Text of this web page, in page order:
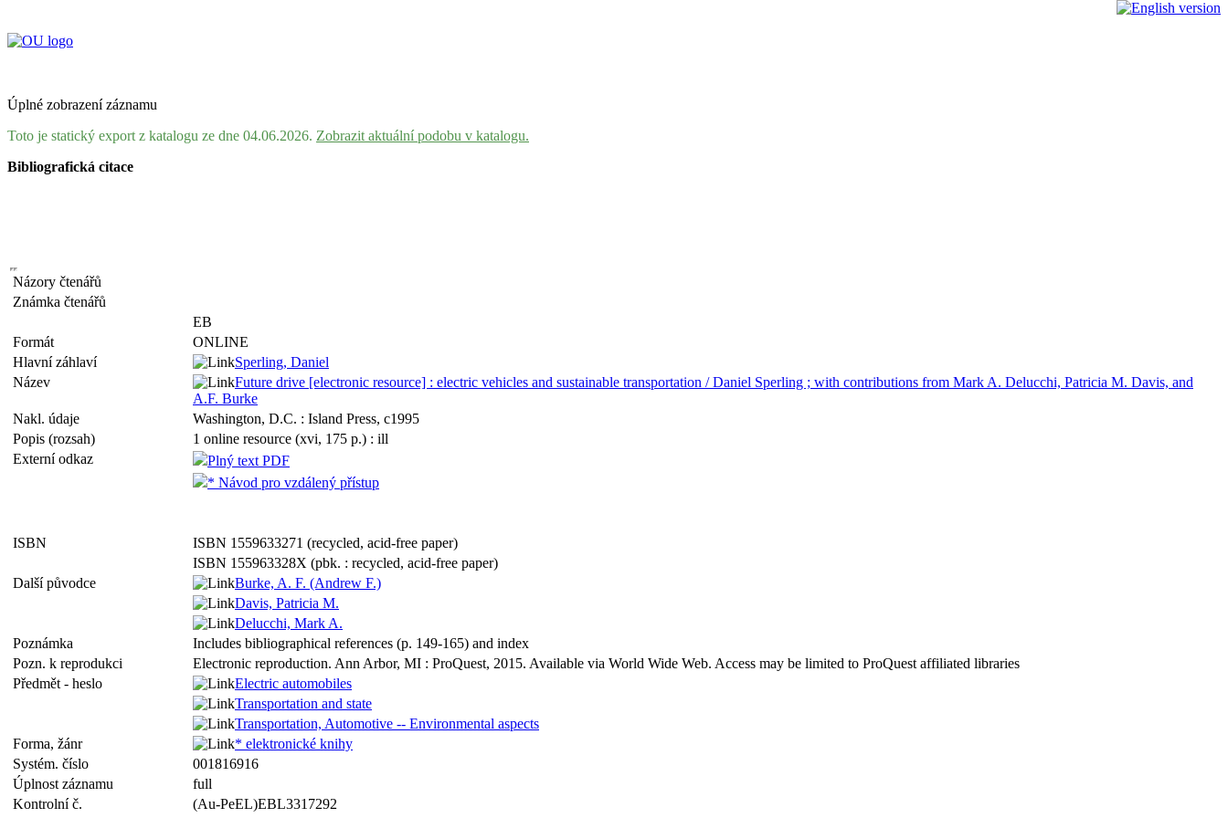
Úplné zobrazení záznamu
Toto je statický export z katalogu ze dne 04.06.2026. Zobrazit aktuální podobu v katalogu.
Bibliografická citace
Názory čtenářů
Známka čtenářů
EB
Formát
ONLINE
Hlavní záhlaví
Sperling, Daniel
Název
Future drive [electronic resource] : electric vehicles and sustainable transportation /Daniel Sperling ; with contributions from Mark A. Delucchi, Patricia M. Davis, and
A.F. Burke
Nakl. údaje
Washington, D.C. : Island Press, c1995
Popis (rozsah)
1 online resource (xvi, 175 p.) : ill
Externí odkaz
Plný text PDF
* Návod pro vzdálený přístup
ISBN
ISBN 1559633271 (recycled, acid-free paper)
ISBN 155963328X (pbk. : recycled, acid-free paper)
Další původce
Burke, A. F. (Andrew F.)
Davis, Patricia M.
Delucchi, Mark A.
Poznámka
Includes bibliographical references (p. 149-165) and index
Pozn. k reprodukci
Electronic reproduction. Ann Arbor, MI : ProQuest, 2015. Available via World Wide Web. Access may be limited to ProQuest affiliated libraries
Předmět - heslo
Electric automobiles
Transportation and state
Transportation, Automotive -- Environmental aspects
Forma, žánr
* elektronické knihy
Systém. číslo
001816916
Úplnost záznamu
full
Kontrolní č.
(Au-PeEL)EBL3317292